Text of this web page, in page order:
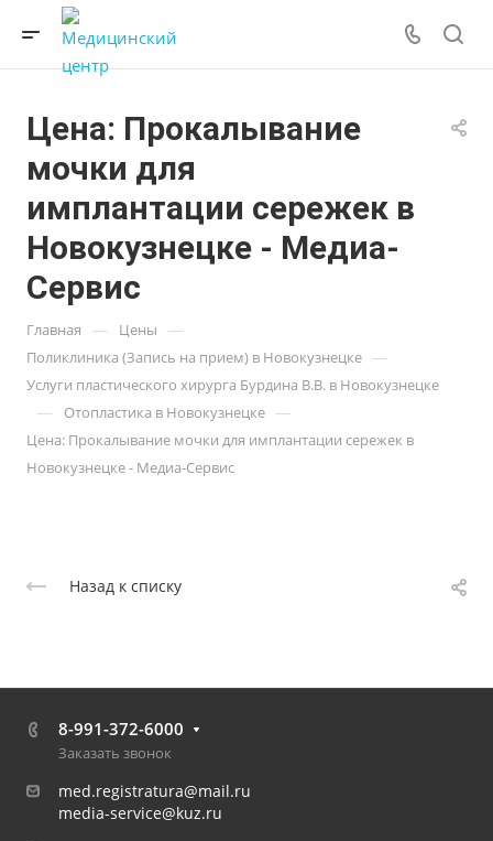
Цена: Прокалывание
мочки для
имплантации сережек в
Новокузнецке - Медиа-
Сервис
Главная — Цены —
Поликлиника (Запись на прием) в Новокузнецке —
Услуги пластического хирурга Бурдина В.В. в Новокузнецке
— Отопластика в Новокузнецке —
Цена: Прокалывание мочки для имплантации сережек в
Новокузнецке - Медиа-Сервис
Назад к списку
8-991-372-6000
Заказать звонок
med.registratura@mail.ru
media-service@kuz.ru